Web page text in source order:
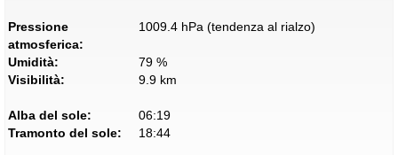
Pressione
atmosferica:
1009.4 hPa (tendenza al rialzo)
Umidità:
79 %
Visibilità:
9.9 km
Alba del sole:
06:19
Tramonto del sole:
18:44